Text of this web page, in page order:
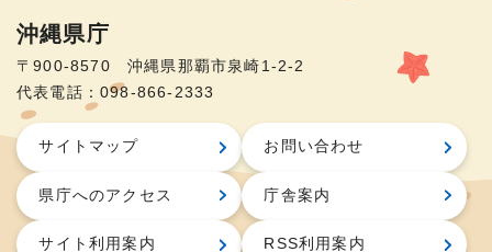
沖縄県庁
〒900-8570 沖縄県那覇市泉崎1-2-2
代表電話：098-866-2333
サイトマップ お問い合わせ
県庁へのアクセス 庁舎案内
サイト利用案内 RSS利用案内